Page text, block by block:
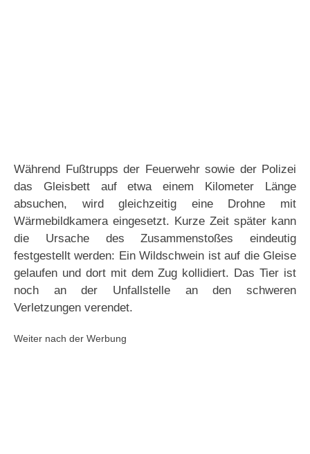
Während Fußtrupps der Feuerwehr sowie der Polizei
das Gleisbett auf etwa einem Kilometer Länge
absuchen, wird gleichzeitig eine Drohne mit
Wärmebildkamera eingesetzt. Kurze Zeit später kann
die Ursache des Zusammenstoßes eindeutig
festgestellt werden: Ein Wildschwein ist auf die Gleise
gelaufen und dort mit dem Zug kollidiert. Das Tier ist
noch an der Unfallstelle an den schweren
Verletzungen verendet.
Weiter nach der Werbung